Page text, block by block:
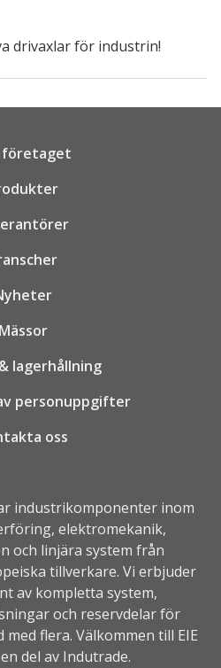
drivaxlar för industrin!
företaget
Mässor
lagerhållning
personuppgifter
oss
industrikomponenter inom
elektromekanik,
och linjära system från
tillverkare. Vi erbjuder
av kompletta system,
och reservdelar för
flera. Välkommen till EIE
del av Indutrade.